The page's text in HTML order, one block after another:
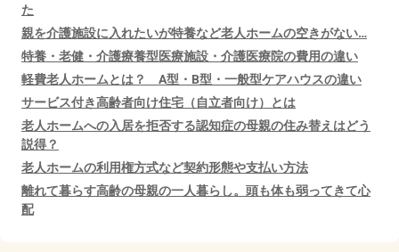
た
親を介護施設に入れたいが特養など老人ホームの空きがない…
特養・老健・介護療養型医療施設・介護医療院の費用の違い
軽費老人ホームとは？ A型・B型・一般型ケアハウスの違い
サービス付き高齢者向け住宅（自立者向け）とは
老人ホームへの入居を拒否する認知症の母親の住み替えはどう
説得？
老人ホームの利用権方式など契約形態や支払い方法
離れて暮らす高齢の母親の一人暮らし。頭も体も弱ってきて心
配